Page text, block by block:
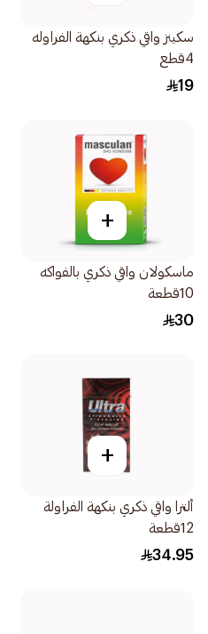
سكينز واقي ذكري بنكهة الفراوله
4قطع
19
+
ماسكولان واقي ذكري بالفواكه
10قطعة
30
+
ألترا واقي ذكري بنكهة الفراولة
12قطعة
34.95